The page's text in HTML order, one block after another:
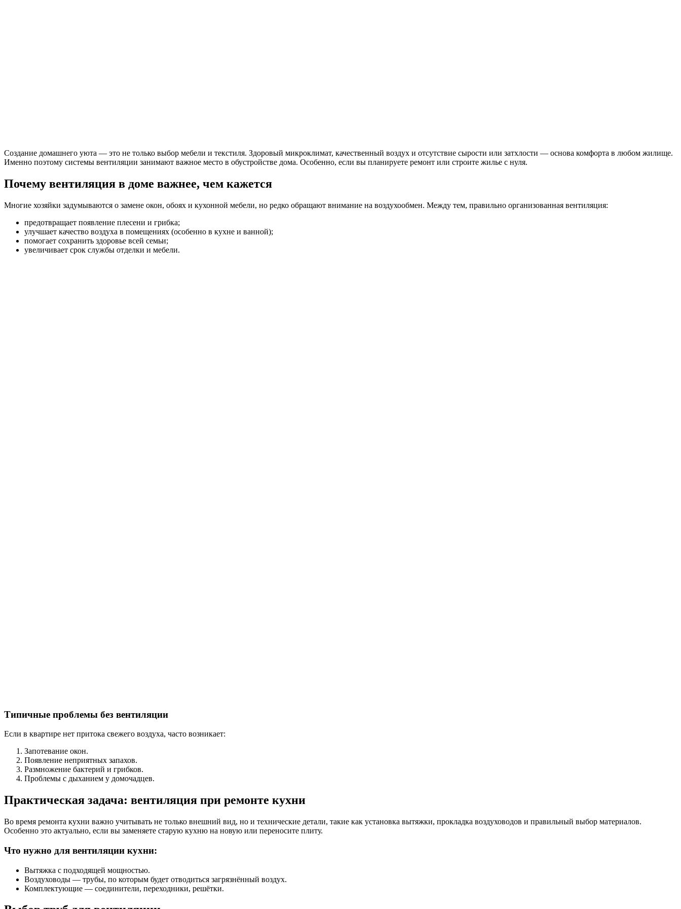
Создание домашнего уюта — это не только выбор мебели и текстиля. Здоровый микроклимат, качественный воздух и отсутствие сырости или затхлости — основа комфорта в любом жилище.
Именно поэтому системы вентиляции занимают важное место в обустройстве дома. Особенно, если вы планируете ремонт или строите жилье с нуля.
Почему вентиляция в доме важнее, чем кажется
Многие хозяйки задумываются о замене окон, обоях и кухонной мебели, но редко обращают внимание на воздухообмен. Между тем, правильно организованная вентиляция:
предотвращает появление плесени и грибка;
улучшает качество воздуха в помещениях (особенно в кухне и ванной);
помогает сохранить здоровье всей семьи;
увеличивает срок службы отделки и мебели.
Типичные проблемы без вентиляции
Если в квартире нет притока свежего воздуха, часто возникает:
Запотевание окон.
Появление неприятных запахов.
Размножение бактерий и грибков.
Проблемы с дыханием у домочадцев.
Практическая задача: вентиляция при ремонте кухни
Во время ремонта кухни важно учитывать не только внешний вид, но и технические детали, такие как установка вытяжки, прокладка воздуховодов и правильный выбор материалов.
Особенно это актуально, если вы заменяете старую кухню на новую или переносите плиту.
Что нужно для вентиляции кухни:
Вытяжка с подходящей мощностью.
Воздуховоды — трубы, по которым будет отводиться загрязнённый воздух.
Комплектующие — соединители, переходники, решётки.